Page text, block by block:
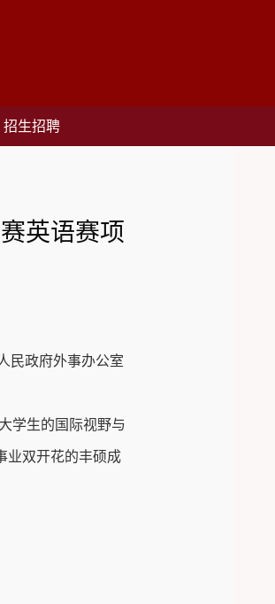
招生招聘
英语赛项
民政府外事办公室
学生的国际视野与
业双开花的丰硕成